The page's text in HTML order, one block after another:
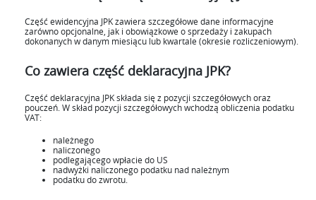
Część ewidencyjna JPK zawiera szczegółowe dane informacyjne
zarówno opcjonalne, jak i obowiązkowe o sprzedaży i zakupach
dokonanych w danym miesiącu lub kwartale (okresie rozliczeniowym).
Co zawiera część deklaracyjna JPK?
Część deklaracyjna JPK składa się z pozycji szczegółowych oraz
pouczeń. W skład pozycji szczegółowych wchodzą obliczenia podatku
VAT:
należnego
naliczonego
podlegającego wpłacie do US
nadwyżki naliczonego podatku nad należnym
podatku do zwrotu.